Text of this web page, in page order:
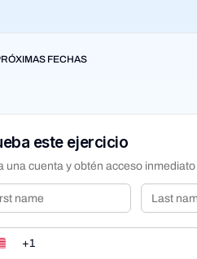
FECHAS
este ejercicio
una cuenta y obtén acceso